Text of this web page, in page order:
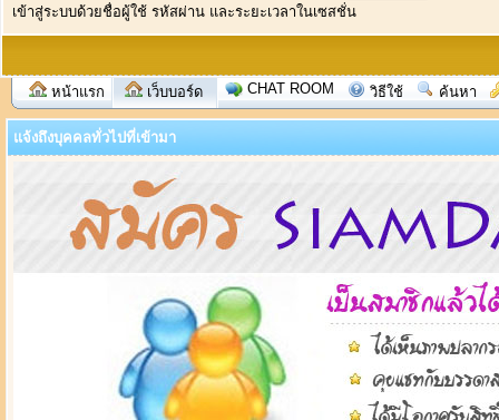
เข้าสู่ระบบด้วยชื่อผู้ใช้ รหัสผ่าน และระยะเวลาในเซสชั่น
หน้าแรก เว็บบอร์ด CHAT ROOM วิธีใช้ ค้นหา
แจ้งถึงบุคคลทั่วไปที่เข้ามา